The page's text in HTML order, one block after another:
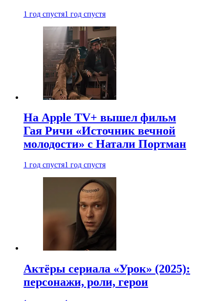
1 год спустя1 год спустя
На Apple TV+ вышел фильм
Гая Ричи «Источник вечной
молодости» с Натали Портман
1 год спустя1 год спустя
Актёры сериала «Урок» (2025):
персонажи, роли, герои